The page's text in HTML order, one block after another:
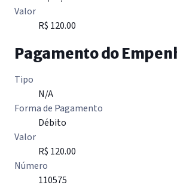
Valor
R$ 120.00
Pagamento do
Tipo
N/A
Forma de Pagamento
Débito
Valor
R$ 120.00
Número
110575